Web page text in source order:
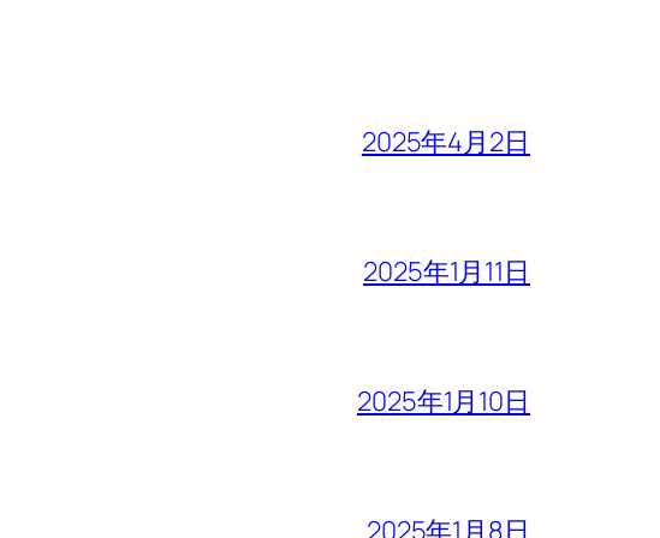
2025年4月2日
2025年1月11日
2025年1月10日
2025年1月8日